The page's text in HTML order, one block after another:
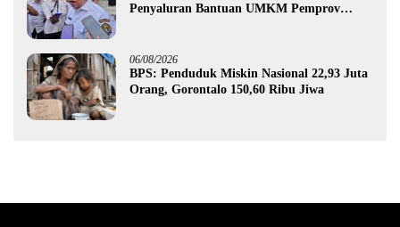
Penyaluran Bantuan UMKM Pemprov
06/08/2026
BPS: Penduduk Miskin Nasional 22,93 Juta
Orang, Gorontalo 150,60 Ribu Jiwa